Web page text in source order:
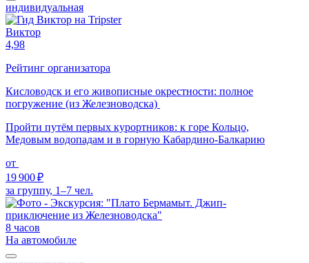
индивидуальная
Виктор
4,98
Рейтинг организатора
Кисловодск и его живописные окрестности: полное
погружение (из Железноводска)
Пройти путём первых курортников: к горе Кольцо,
Медовым водопадам и в горную Кабардино-Балкарию
от
19 900 ₽
за группу, 1–7 чел.
8 часов
На автомобиле